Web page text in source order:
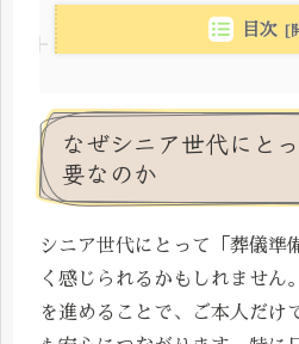
目次
なぜシニア世代にと
要なのか
シニア世代にとって「葬儀準
く感じられるかもしれません
を進めることで、ご本人だけ